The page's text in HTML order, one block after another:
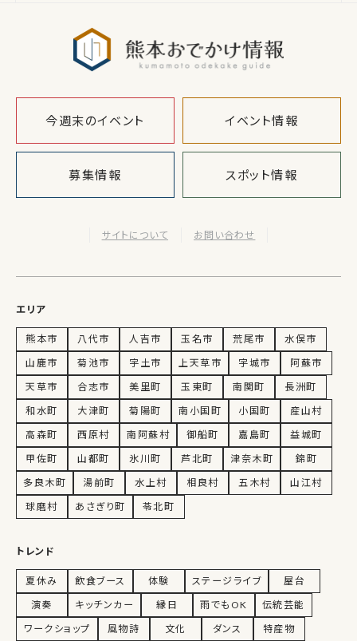
今週末のイベント イベント情報
募集情報 スポット情報
サイトについて お問い合わせ
エリア
熊本市 八代市 人吉市 玉名市 荒尾市
水俣市
山鹿市
菊池市 宇土市 上天草市 宇城市
阿蘇市
天草市
合志市 美里町 玉東町 南関町
長洲町
和水町
大津町 菊陽町 南小国町 小国町
産山村
高森町
西原村 南阿蘇村 御船町 嘉島町
益城町
甲佐町
山都町 氷川町 芦北町 津奈木町
錦町
多良木町
湯前町 水上村 相良村 五木村
山江村
球磨村
あさぎり町 苓北町
トレンド
夏休み 飲食ブース 体験 ステージライブ
屋台
演奏
キッチンカー 縁日 雨でもOK
伝統芸能
ワークショップ
風物詩 文化 ダンス 特産物